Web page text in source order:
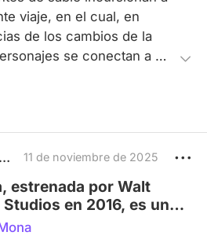
viaje, en el cual, en
de los cambios de la
se conectan a
intenciones y
de toda índole, para
final que rompe la línea
irracional y la
Víctor Ríos Camacho 11 de noviembre de 2025
estrenada por Walt
en 2016, es una
que combina